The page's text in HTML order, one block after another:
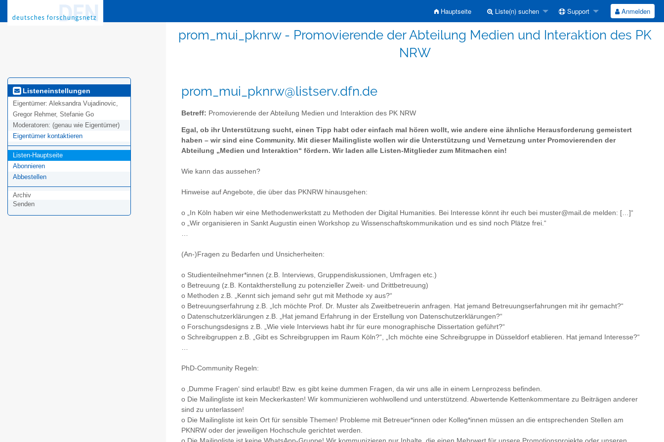
Hauptseite Liste(n) suchen Support Anmelden
prom_mui_pknrw - Promovierende der Abteilung Medien und Interaktion des PK
NRW
Listeneinstellungen
Eigentümer: Aleksandra Vujadinovic,
Gregor Rehmer, Stefanie Go
Moderatoren: (genau wie Eigentümer)
Eigentümer kontaktieren
Listen-Hauptseite
Abonnieren
Abbestellen
Archiv
Senden
prom_mui_pknrw@listserv.dfn.de
Betreff: Promovierende der Abteilung Medien und Interaktion des PK NRW
Egal, ob ihr Unterstützung sucht, einen Tipp habt oder einfach mal hören wollt, wie andere eine ähnliche Herausforderung gemeistert
haben – wir sind eine Community. Mit dieser Mailingliste wollen wir die Unterstützung und Vernetzung unter Promovierenden der
Abteilung „Medien und Interaktion“ fördern. Wir laden alle Listen-Mitglieder zum Mitmachen ein!
Wie kann das aussehen?
Hinweise auf Angebote, die über das PKNRW hinausgehen:
o „In Köln haben wir eine Methodenwerkstatt zu Methoden der Digital Humanities. Bei Interesse könnt ihr euch bei muster@mail.de melden: […]“
o „Wir organisieren in Sankt Augustin einen Workshop zu Wissenschaftskommunikation und es sind noch Plätze frei.“
…
(An-)Fragen zu Bedarfen und Unsicherheiten:
o Studienteilnehmer*innen (z.B. Interviews, Gruppendiskussionen, Umfragen etc.)
o Betreuung (z.B. Kontaktherstellung zu potenzieller Zweit- und Drittbetreuung)
o Methoden z.B. „Kennt sich jemand sehr gut mit Methode xy aus?“
o Betreuungserfahrung z.B. „Ich möchte Prof. Dr. Muster als Zweitbetreuerin anfragen. Hat jemand Betreuungserfahrungen mit ihr gemacht?“
o Datenschutzerklärungen z.B. „Hat jemand Erfahrung in der Erstellung von Datenschutzerklärungen?“
o Forschungsdesigns z.B. „Wie viele Interviews habt ihr für eure monographische Dissertation geführt?“
o Schreibgruppen z.B. „Gibt es Schreibgruppen im Raum Köln?“, „Ich möchte eine Schreibgruppe in Düsseldorf etablieren. Hat jemand Interesse?“
…
PhD-Community Regeln:
o ‚Dumme Fragen‘ sind erlaubt! Bzw. es gibt keine dummen Fragen, da wir uns alle in einem Lernprozess befinden.
o Die Mailingliste ist kein Meckerkasten! Wir kommunizieren wohlwollend und unterstützend. Abwertende Kettenkommentare zu Beiträgen anderer
sind zu unterlassen!
o Die Mailingliste ist kein Ort für sensible Themen! Probleme mit Betreuer*innen oder Kolleg*innen müssen an die entsprechenden Stellen am
PKNRW oder der jeweiligen Hochschule gerichtet werden.